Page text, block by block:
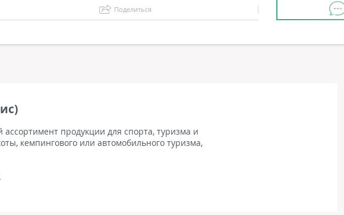
Поделиться
продукции для спорта, туризма и
кемпингового или автомобильного туризма,